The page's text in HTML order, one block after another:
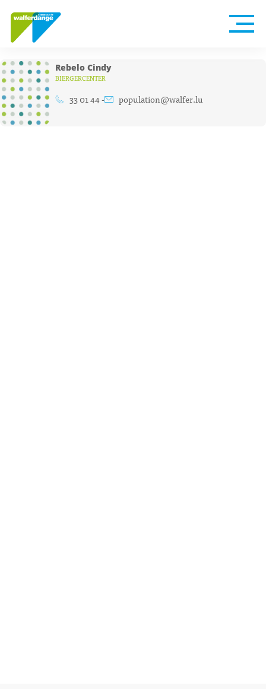
Rebelo Cindy
BIERGERCENTER
33 01 44 - population@walfer.lu